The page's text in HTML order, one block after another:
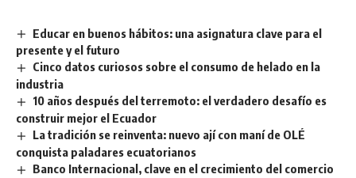
Educar en buenos hábitos: una asignatura clave para el
presente y el futuro
Cinco datos curiosos sobre el consumo de helado en la
industria
10 años después del terremoto: el verdadero desafío es
construir mejor el Ecuador
La tradición se reinventa: nuevo ají con maní de OLÉ
conquista paladares ecuatorianos
Banco Internacional, clave en el crecimiento del comercio